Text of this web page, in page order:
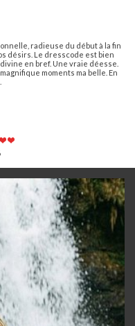
radieuse du début à la fin
désirs. Le dresscode est bien
en bref. Une vraie déesse.
moments ma belle. En